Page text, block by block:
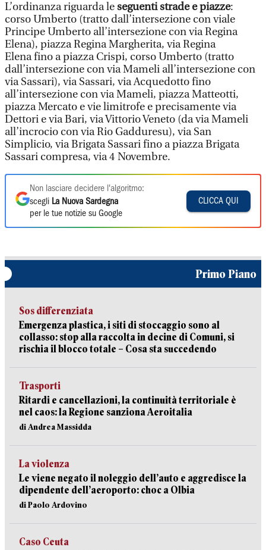
L’ordinanza riguarda leseguenti strade e piazze:
corso Umberto (tratto dall’intersezione con viale
Principe Umberto all’intersezione con via Regina
Elena), piazza Regina Margherita, via Regina
Elena fino a piazza Crispi, corso Umberto (tratto
dall’intersezione con via Mameli all’intersezione con
via Sassari), via Sassari, via Acquedotto fino
all’intersezione con via Mameli, piazza Matteotti,
piazza Mercato e vie limitrofe e precisamente via
Dettori e via Bari, via Vittorio Veneto (da via Mameli
all’incrocio con via Rio Gadduresu), via San
Simplicio, via Brigata Sassari fino a piazza Brigata
Sassari compresa, via 4 Novembre.
Non lasciare decidere l'algoritmo:
scegli La Nuova Sardegna
per le tue notizie su Google
CLICCA QUI
Primo Piano
Sos differenziata
Emergenza plastica, i siti di stoccaggio sono al
collasso: stop alla raccolta in decine di Comuni, si
rischia il blocco totale – Cosa sta succedendo
Trasporti
Ritardi e cancellazioni, la continuità territoriale è
nel caos: la Regione sanziona Aeroitalia
di Andrea Massidda
La violenza
Le viene negato il noleggio dell’auto e aggredisce la
dipendente dell’aeroporto: choc a Olbia
di Paolo Ardovino
Caso Ceuta